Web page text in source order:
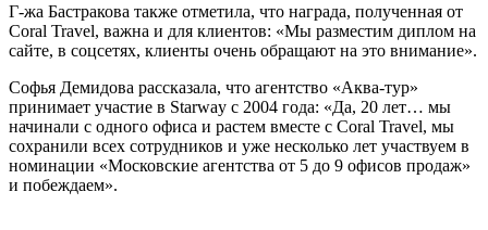
Г-жа Бастракова также отметила, что награда, полученная от
Coral Travel, важна и для клиентов: «Мы разместим диплом на
сайте, в соцсетях, клиенты очень обращают на это внимание».
Софья Демидова рассказала, что агентство «Аква-тур»
принимает участие в Starway c 2004 года: «Да, 20 лет… мы
начинали с одного офиса и растем вместе с Coral Travel, мы
сохранили всех сотрудников и уже несколько лет участвуем в
номинации «Московские агентства от 5 до 9 офисов продаж»
и побеждаем».